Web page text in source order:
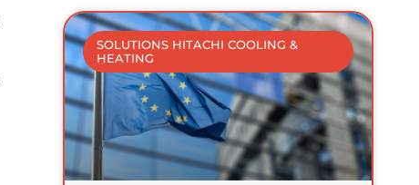
SOLUTIONS HITACHI COOLING &
HEATING